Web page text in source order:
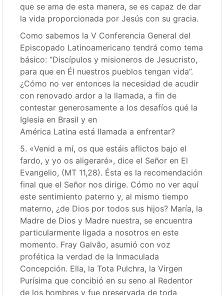
que se ama de esta manera, se es capaz de dar
la vida proporcionada por Jesús con su gracia.
Como sabemos la V Conferencia General del
Episcopado Latinoamericano tendrá como tema
básico: “Discípulos y misioneros de Jesucristo,
para que en Él nuestros pueblos tengan vida”.
¿Cómo no ver entonces la necesidad de acudir
con renovado ardor a la llamada, a fin de
contestar generosamente a los desafíos qué la
Iglesia en Brasil y en
América Latina está llamada a enfrentar?
5. «Venid a mí, os que estáis aflictos bajo el
fardo, y yo os aligeraré», dice el Señor en El
Evangelio, (MT 11,28). Ésta es la recomendación
final que el Señor nos dirige. Cómo no ver aquí
este sentimiento paterno y, al mismo tiempo
materno, ¿de Dios por todos sus hijos? María, la
Madre de Dios y Madre nuestra, se encuentra
particularmente ligada a nosotros en este
momento. Fray Galvão, asumió con voz
profética la verdad de la Inmaculada
Concepción. Ella, la Tota Pulchra, la Virgen
Purísima que concibió en su seno al Redentor
de los hombres y fue preservada de toda